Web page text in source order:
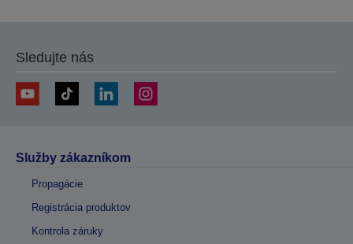
Sledujte nás
Služby zákazníkom
Propagácie
Registrácia produktov
Kontrola záruky